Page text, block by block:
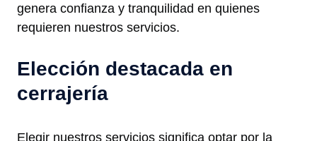
genera confianza y tranquilidad en quienes
requieren nuestros servicios.
Elección destacada en
cerrajería
Elegir nuestros servicios significa optar por la